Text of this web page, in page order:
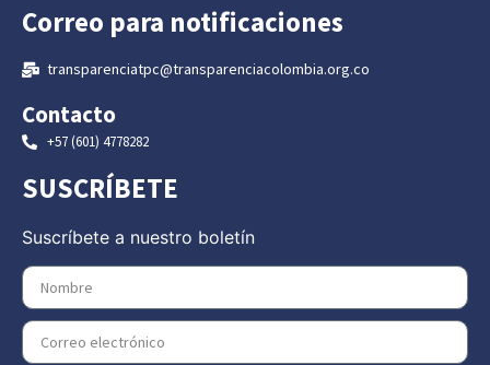
Correo para notificaciones
transparenciatpc@transparenciacolombia.org.co
Contacto
+57 (601) 4778282
SUSCRÍBETE
Suscríbete a nuestro boletín